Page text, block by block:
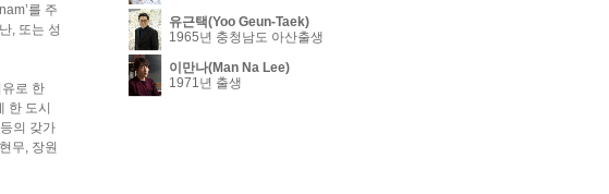
를 주
, 또는 성
로 한
한 도시
의 갖가
무, 장원
유근택(Yoo Geun-Taek)
1965년 충청남도 아산출생
이만나(Man Na Lee)
1971년 출생